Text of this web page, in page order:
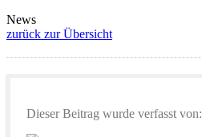
News
zurück zur Übersicht
Dieser Beitrag wurde verfasst von: